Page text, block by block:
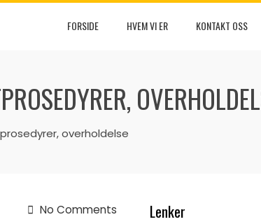
FORSIDE HVEM VI ER KONTAKT OSS
overholdelse
No Comments Lenker